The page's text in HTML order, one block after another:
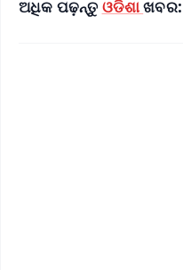
ଅଧିକ ପଢ଼ନ୍ତୁ ଓଡିଶାଖବର: